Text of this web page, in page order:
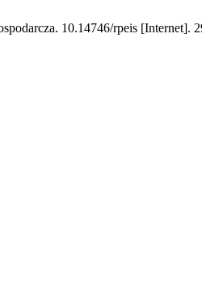
10.14746/rpeis [Internet].